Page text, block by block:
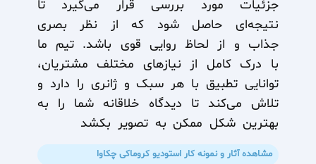
جزئیات مورد بررسی قرار می‌گیرد تا
نتیجه‌ای حاصل شود که از نظر بصری
جذاب و از لحاظ روایی قوی باشد. تیم ما
با درک کامل از نیازهای مختلف مشتریان،
توانایی تطبیق با هر سبک و ژانری را دارد و
تلاش می‌کند تا دیدگاه خلاقانه شما را به
بهترین شکل ممکن به تصویر بکشد
مشاهده آثار و نمونه کار استودیو کروماکی چکاوا